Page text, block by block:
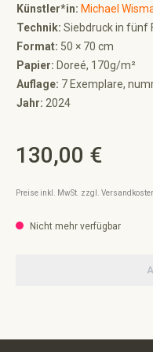
Künstler*in: Michael
Technik: Siebdruck in fünf
Format: 50 × 70 cm
Papier: Doreé, 170g/m²
Auflage: 7 Exemplare,
Jahr: 2024
Regulärer Preis:
130,00 €
Preise inkl. MwSt. zzgl.
Nicht mehr verfügbar